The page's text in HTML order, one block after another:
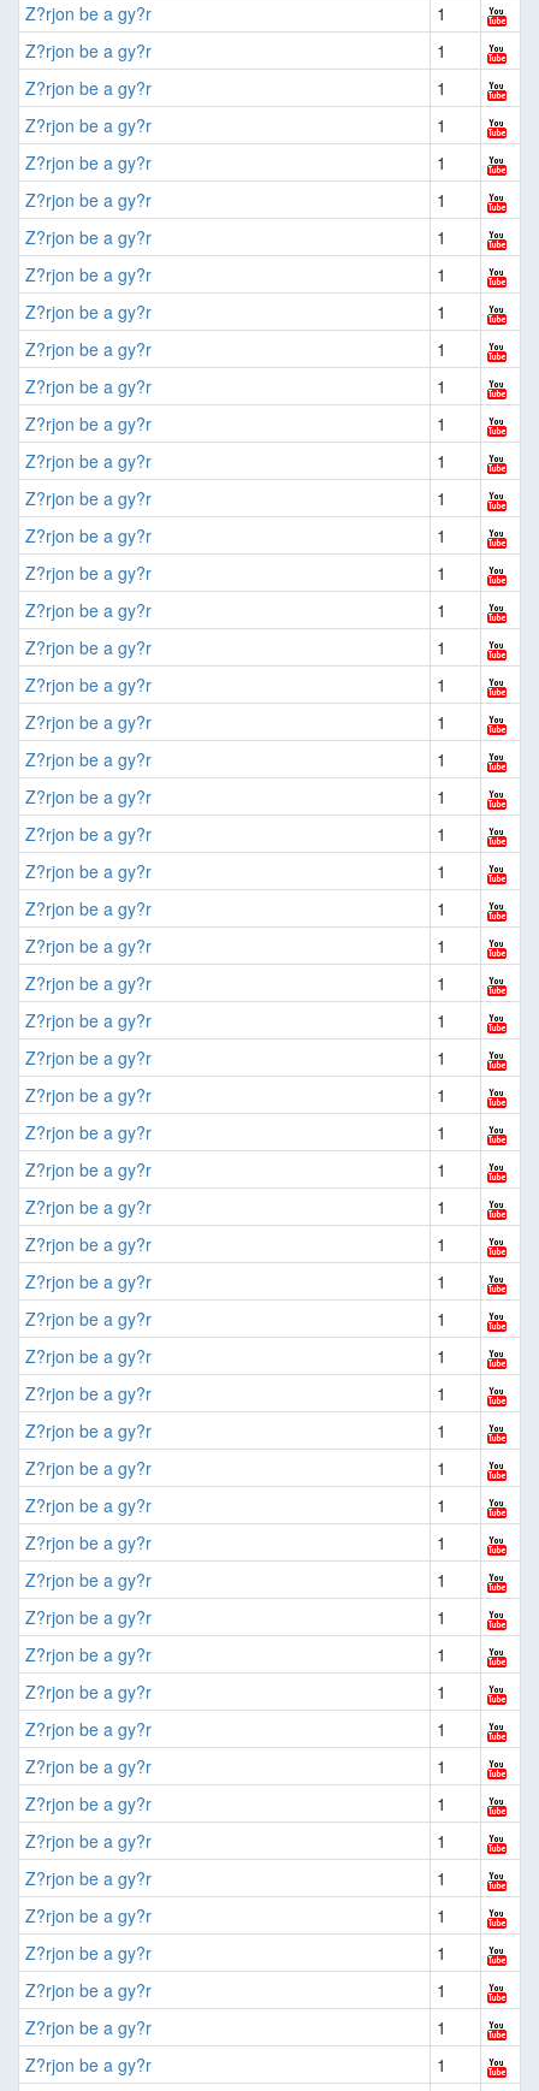
Z?rjon be a gy?r
1
Z?rjon be a gy?r
1
Z?rjon be a gy?r
1
Z?rjon be a gy?r
1
Z?rjon be a gy?r
1
Z?rjon be a gy?r
1
Z?rjon be a gy?r
1
Z?rjon be a gy?r
1
Z?rjon be a gy?r
1
Z?rjon be a gy?r
1
Z?rjon be a gy?r
1
Z?rjon be a gy?r
1
Z?rjon be a gy?r
1
Z?rjon be a gy?r
1
Z?rjon be a gy?r
1
Z?rjon be a gy?r
1
Z?rjon be a gy?r
1
Z?rjon be a gy?r
1
Z?rjon be a gy?r
1
Z?rjon be a gy?r
1
Z?rjon be a gy?r
1
Z?rjon be a gy?r
1
Z?rjon be a gy?r
1
Z?rjon be a gy?r
1
Z?rjon be a gy?r
1
Z?rjon be a gy?r
1
Z?rjon be a gy?r
1
Z?rjon be a gy?r
1
Z?rjon be a gy?r
1
Z?rjon be a gy?r
1
Z?rjon be a gy?r
1
Z?rjon be a gy?r
1
Z?rjon be a gy?r
1
Z?rjon be a gy?r
1
Z?rjon be a gy?r
1
Z?rjon be a gy?r
1
Z?rjon be a gy?r
1
Z?rjon be a gy?r
1
Z?rjon be a gy?r
1
Z?rjon be a gy?r
1
Z?rjon be a gy?r
1
Z?rjon be a gy?r
1
Z?rjon be a gy?r
1
Z?rjon be a gy?r
1
Z?rjon be a gy?r
1
Z?rjon be a gy?r
1
Z?rjon be a gy?r
1
Z?rjon be a gy?r
1
Z?rjon be a gy?r
1
Z?rjon be a gy?r
1
Z?rjon be a gy?r
1
Z?rjon be a gy?r
1
Z?rjon be a gy?r
1
Z?rjon be a gy?r
1
Z?rjon be a gy?r
1
Z?rjon be a gy?r
1